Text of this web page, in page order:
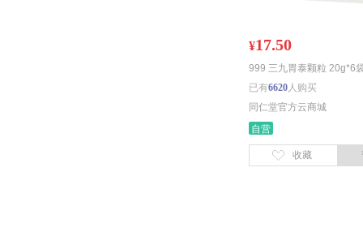
¥17.50
999 三九胃泰颗粒 20g*6
已有6620人购买
同仁堂官方云商城
自营
收藏